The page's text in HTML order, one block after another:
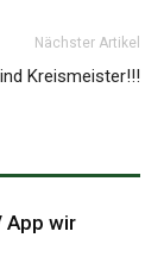
Nächster Artikel
Kreismeister!!!
App wir